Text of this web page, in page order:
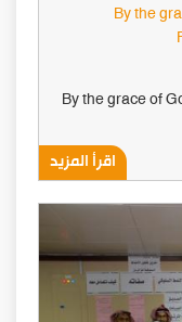
By the
By the grace of
اقرأ المزيد